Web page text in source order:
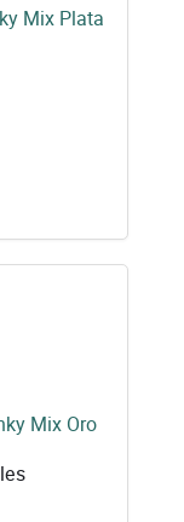
Mix Plata
Mix Oro